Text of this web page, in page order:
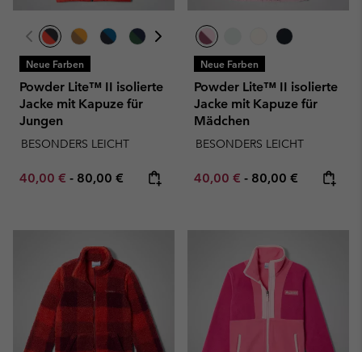
Neue Farben
Powder Lite™ II isolierte
Jacke mit Kapuze für
Jungen
BESONDERS LEICHT
Minimum sale price:
40,00 € - Maximum price:
80,00 €
Neue Farben
Powder Lite™ II isolierte
Jacke mit Kapuze für
Mädchen
BESONDERS LEICHT
Minimum sale price:
40,00 € - Maximum price:
80,00 €